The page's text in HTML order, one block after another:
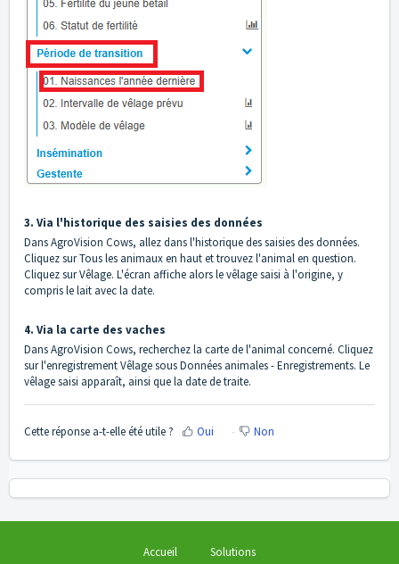
3. Via l'historique des saisies des données
Dans AgroVision Cows, allez dans l'historique des saisies des données.
Cliquez sur Tous les animaux en haut et trouvez l'animal en question.
Cliquez sur Vêlage. L'écran affiche alors le vêlage saisi à l'origine, y
compris le lait avec la date.
4. Via la carte des vaches
Dans AgroVision Cows, recherchez la carte de l'animal concerné. Cliquez
sur l'enregistrement Vêlage sous Données animales - Enregistrements. Le
vêlage saisi apparaît, ainsi que la date de traite.
Cette réponse a-t-elle été utile ? Oui Non
Accueil Solutions